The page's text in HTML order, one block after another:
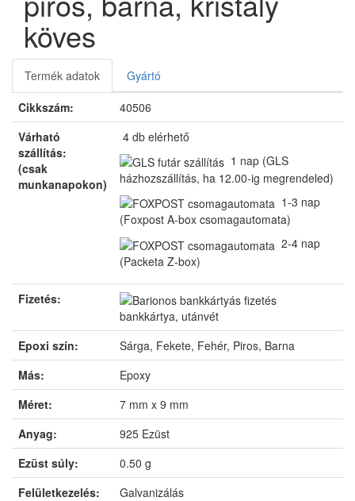
köves
Termék adatok
Gyártó
Cikkszám:
40506
Várható
szállítás:
(csak
munkanapokon)
4 db elérhető
1 nap (GLS
házhozszállítás, ha 12.00-ig megrendeled)
1-3 nap
(Foxpost A-box csomagautomata)
2-4 nap
(Packeta Z-box)
Fizetés:
bankkártya, utánvét
Epoxi szín:
Sárga, Fekete, Fehér, Piros, Barna
Más:
Epoxy
Méret:
7 mm x 9 mm
Anyag:
925 Ezüst
Ezüst súly:
0.50 g
Felületkezelés:
Galvanizálás